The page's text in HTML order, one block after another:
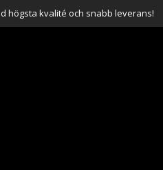
högsta kvalité och snabb leverans!